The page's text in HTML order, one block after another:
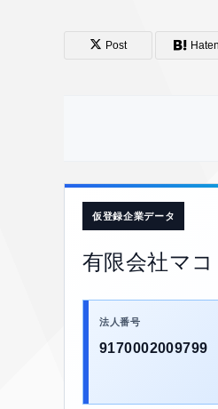
Post
仮登録企業データ
有限会社マコ
法人番号
9170002009799